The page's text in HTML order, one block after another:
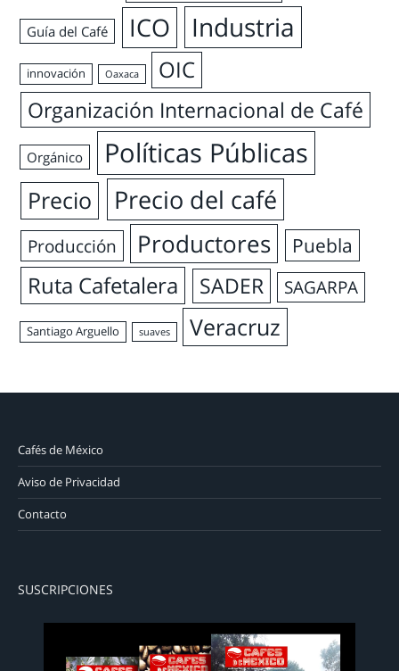
Guía del Café ICO Industria
innovación Oaxaca
OIC
Organización Internacional de Café
Orgánico Políticas Públicas
Precio Precio del café
Producción Productores Puebla
Ruta Cafetalera SADER SAGARPA
Santiago Arguello suaves Veracruz
Cafés de México
Aviso de Privacidad
Contacto
SUSCRIPCIONES